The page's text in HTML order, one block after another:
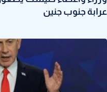
عرابة جنوب جنين